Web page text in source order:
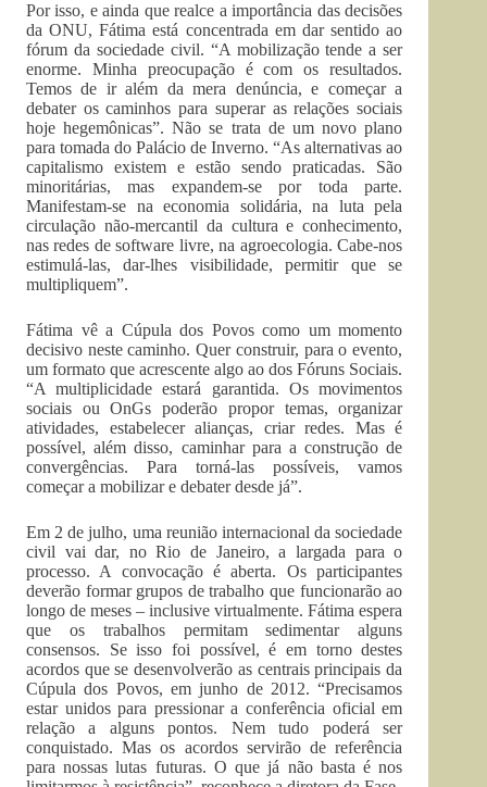
Por isso, e ainda que realce a importância das decisões
da ONU, Fátima está concentrada em dar sentido ao
fórum da sociedade civil. “A mobilização tende a ser
enorme. Minha preocupação é com os resultados.
Temos de ir além da mera denúncia, e começar a
debater os caminhos para superar as relações sociais
hoje hegemônicas”. Não se trata de um novo plano
para tomada do Palácio de Inverno. “As alternativas ao
capitalismo existem e estão sendo praticadas. São
minoritárias, mas expandem-se por toda parte.
Manifestam-se na economia solidária, na luta pela
circulação não-mercantil da cultura e conhecimento,
nas redes de software livre, na agroecologia. Cabe-nos
estimulá-las, dar-lhes visibilidade, permitir que se
multipliquem”.
Fátima vê a Cúpula dos Povos como um momento
decisivo neste caminho. Quer construir, para o evento,
um formato que acrescente algo ao dos Fóruns Sociais.
“A multiplicidade estará garantida. Os movimentos
sociais ou OnGs poderão propor temas, organizar
atividades, estabelecer alianças, criar redes. Mas é
possível, além disso, caminhar para a construção de
convergências. Para torná-las possíveis, vamos
começar a mobilizar e debater desde já”.
Em 2 de julho, uma reunião internacional da sociedade
civil vai dar, no Rio de Janeiro, a largada para o
processo. A convocação é aberta. Os participantes
deverão formar grupos de trabalho que funcionarão ao
longo de meses – inclusive virtualmente. Fátima espera
que os trabalhos permitam sedimentar alguns
consensos. Se isso foi possível, é em torno destes
acordos que se desenvolverão as centrais principais da
Cúpula dos Povos, em junho de 2012. “Precisamos
estar unidos para pressionar a conferência oficial em
relação a alguns pontos. Nem tudo poderá ser
conquistado. Mas os acordos servirão de referência
para nossas lutas futuras. O que já não basta é nos